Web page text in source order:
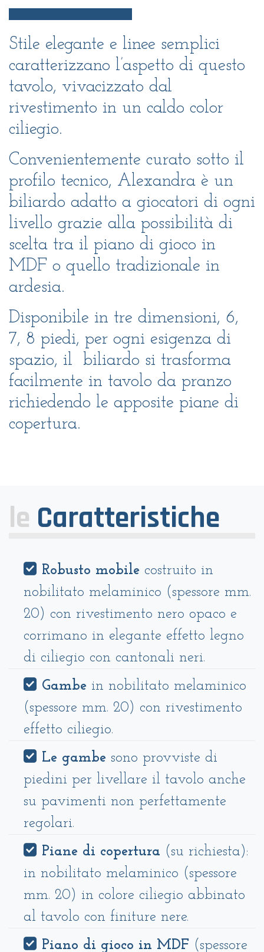
Stile elegante e linee semplici
caratterizzano l’aspetto di questo
tavolo, vivacizzato dal
rivestimento in un caldo color
ciliegio.
Convenientemente curato sotto il
profilo tecnico, Alexandra è un
biliardo adatto a giocatori di ogni
livello grazie alla possibilità di
scelta tra il piano di gioco in
MDF o quello tradizionale in
ardesia.
Disponibile in tre dimensioni, 6,
7, 8 piedi, per ogni esigenza di
spazio, il biliardo si trasforma
facilmente in tavolo da pranzo
richiedendo le apposite piane di
copertura.
le Caratteristiche
Robusto mobile costruito in
nobilitato melaminico (spessore mm.
20) con rivestimento nero opaco e
corrimano in elegante effetto legno
di ciliegio con cantonali neri.
Gambe in nobilitato melaminico
(spessore mm. 20) con rivestimento
effetto ciliegio.
Le gambe sono provviste di
piedini per livellare il tavolo anche
su pavimenti non perfettamente
regolari.
Piane di copertura (su richiesta):
in nobilitato melaminico (spessore
mm. 20) in colore ciliegio abbinato
al tavolo con finiture nere.
Piano di gioco in MDF (spessore